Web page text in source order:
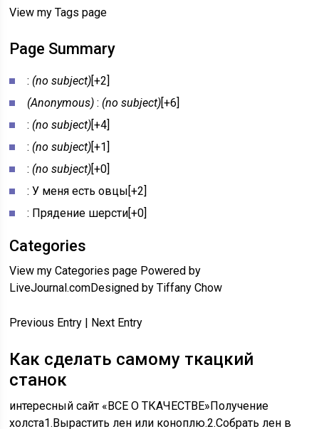
View my Tags page
Page Summary
: (no subject)[+2]
(Anonymous) : (no subject)[+6]
: (no subject)[+4]
: (no subject)[+1]
: (no subject)[+0]
: У меня есть овцы[+2]
: Прядение шерсти[+0]
Categories
View my Categories page Powered by
LiveJournal.comDesigned by Tiffany Chow
Previous Entry | Next Entry
Как сделать самому ткацкий
станок
интересный сайт «ВСЕ О ТКАЧЕСТВЕ»Получение
холста1.Вырастить лен или коноплю.2.Собрать лен в